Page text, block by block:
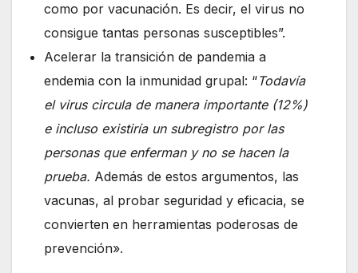
como por vacunación. Es decir, el virus no
consigue tantas personas susceptibles”.
Acelerar la transición de pandemia a
endemia con la inmunidad grupal: “Todavía
el virus circula de manera importante (12%)
e incluso existiría un subregistro por las
personas que enferman y no se hacen la
prueba. Además de estos argumentos, las
vacunas, al probar seguridad y eficacia, se
convierten en herramientas poderosas de
prevención».